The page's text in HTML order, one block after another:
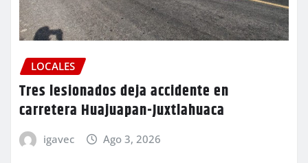
LOCALES
Tres lesionados deja accidente en
carretera Huajuapan-Juxtlahuaca
igavec Ago 3, 2026